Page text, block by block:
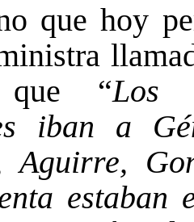
que hoy
que “Los
iban a
Aguirre,
estaban